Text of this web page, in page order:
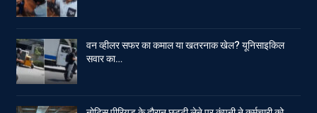
वन व्हीलर सफर का कमाल या खतरनाक खेल? यूनिसाइकिल
सवार का…